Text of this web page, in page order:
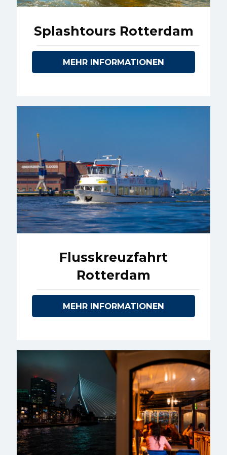
Splashtours Rotterdam
MEHR INFORMATIONEN
Flusskreuzfahrt
Rotterdam
MEHR INFORMATIONEN